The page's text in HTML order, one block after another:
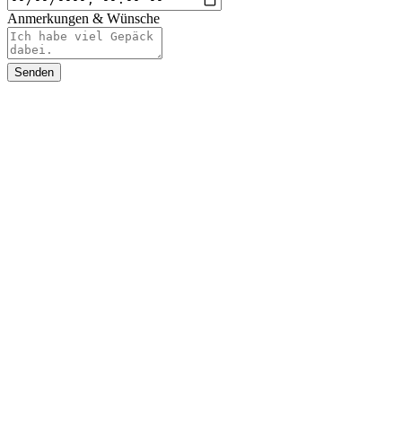
Anmerkungen & Wünsche
Senden